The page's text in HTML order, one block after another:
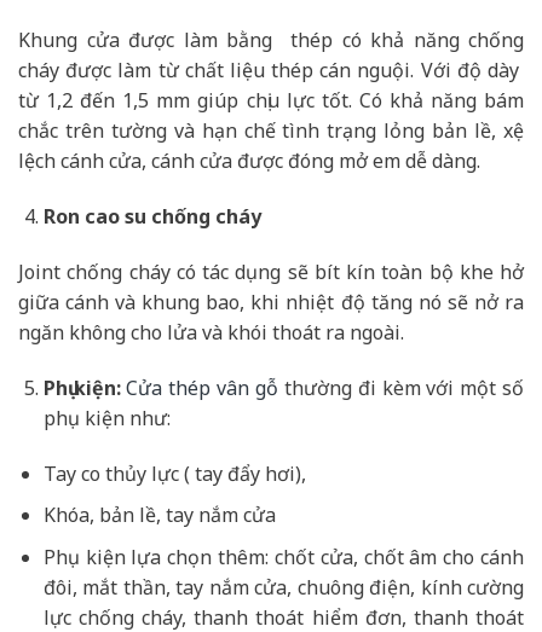
Khung cửa được làm bằng thép có khả năng chống
cháy được làm từ chất liệu thép cán nguội. Với độ dày
từ 1,2 đến 1,5 mm giúp chịu lực tốt. Có khả năng bám
chắc trên tường và hạn chế tình trạng lỏng bản lề, xệ
lệch cánh cửa, cánh cửa được đóng mở em dễ dàng.
Ron cao su chống cháy
Joint chống cháy có tác dụng sẽ bít kín toàn bộ khe hở
giữa cánh và khung bao, khi nhiệt độ tăng nó sẽ nở ra
ngăn không cho lửa và khói thoát ra ngoài.
Phụ kiện:Cửa thép vân gỗ thường đi kèm với một số
phụ kiện như:
Tay co thủy lực ( tay đẩy hơi),
Khóa, bản lề, tay nắm cửa
Phụ kiện lựa chọn thêm: chốt cửa, chốt âm cho cánh
đôi, mắt thần, tay nắm cửa, chuông điện, kính cường
lực chống cháy, thanh thoát hiểm đơn, thanh thoát